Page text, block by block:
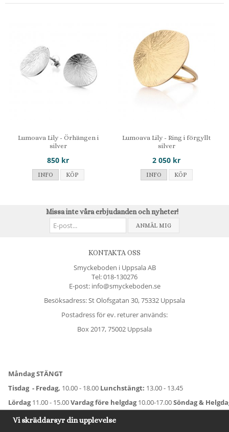
Lumoava Lily - Örhängen i
silver
850 kr
INFO KÖP
Lumoava Lily - Ring i förgyllt
silver
2 050 kr
INFO KÖP
Missa inte våra erbjudanden och nyheter!
ANMÄL MIG
KONTAKTA OSS
Smyckeboden i Uppsala AB
Tel:018-130276
E-post: info@smyckeboden.se
Besöksadress: St Olofsgatan 30, 75332 Uppsala
Postadress för ev. returer används:
Box 2017, 75002 Uppsala
Måndag STÄNGT
Tisdag - Fredag, 10.00 - 18.00 Lunchstängt: 13.00 - 13.45
Lördag11.00 - 15.00Vardag före helgdag10.00-17.00Söndag &
För avvikande öppettider:Titta här
Vi skräddarsyr din upplevelse